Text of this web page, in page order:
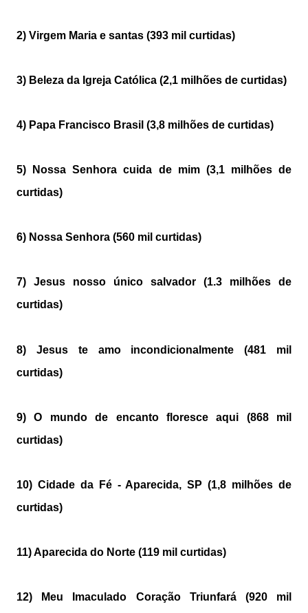
2) Virgem Maria e santas (393 mil curtidas)
3) Beleza da Igreja Católica (2,1 milhões de curtidas)
4) Papa Francisco Brasil (3,8 milhões de curtidas)
5) Nossa Senhora cuida de mim (3,1 milhões de
curtidas)
6) Nossa Senhora (560 mil curtidas)
7) Jesus nosso único salvador (1.3 milhões de
curtidas)
8) Jesus te amo incondicionalmente (481 mil
curtidas)
9) O mundo de encanto floresce aqui (868 mil
curtidas)
10) Cidade da Fé - Aparecida, SP (1,8 milhões de
curtidas)
11) Aparecida do Norte (119 mil curtidas)
12) Meu Imaculado Coração Triunfará (920 mil